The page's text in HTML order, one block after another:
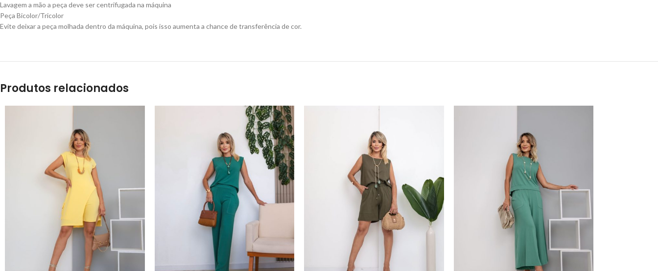
Lavagem a mão a peça deve ser centrifugada na máquina
Peça Bicolor/Tricolor
Evite deixar a peça molhada dentro da máquina, pois isso aumenta a chance de transferência de cor.
Produtos relacionados